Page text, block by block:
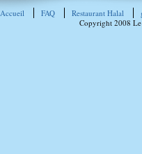
Accueil FAQ Restaurant Halal
Copyright 2008